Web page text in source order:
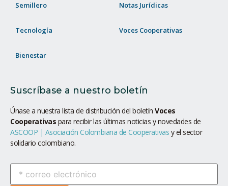
Semillero
Tecnología
Bienestar
Notas Jurídicas
Voces Cooperativas
Suscríbase a nuestro boletín
Únase a nuestra lista de distribución del boletín Voces
Cooperativas para recibir las últimas noticias y novedades de
ASCOOP | Asociación Colombiana de Cooperativas y el sector
solidario colombiano.